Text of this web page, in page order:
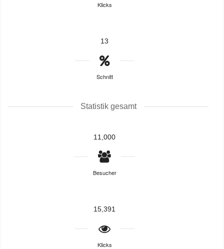
Klicks
13
Schnitt
Statistik gesamt
11,000
Besucher
15,391
Klicks